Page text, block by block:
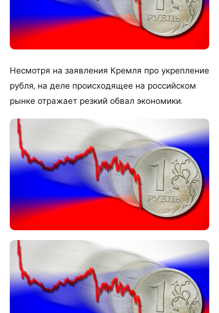
Несмотря на заявления Кремля про укрепление
рубля, на деле происходящее на российском
рынке отражает резкий обвал экономики.